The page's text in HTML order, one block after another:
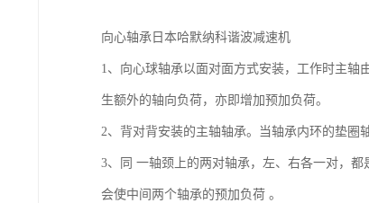
向心轴承日本哈默纳科谐波减速机
1、向心球轴承以面对面方式安装，工作时主轴
生额外的轴向负荷，亦即增加预加负荷。
2、背对背安装的主轴轴承。当轴承内环的垫圈
3、同 一轴颈上的两对轴承，左、右各一对，
会使中间两个轴承的预加负荷 。